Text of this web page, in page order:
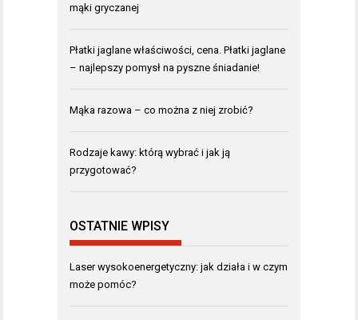
mąki gryczanej
Płatki jaglane właściwości, cena. Płatki jaglane
– najlepszy pomysł na pyszne śniadanie!
Mąka razowa – co można z niej zrobić?
Rodzaje kawy: którą wybrać i jak ją
przygotować?
OSTATNIE WPISY
Laser wysokoenergetyczny: jak działa i w czym
może pomóc?